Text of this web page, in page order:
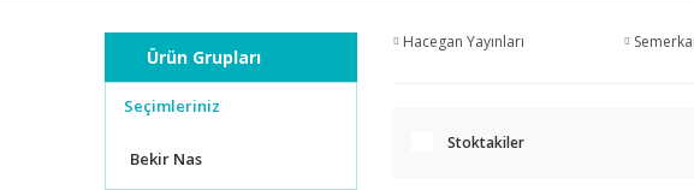
Ürün Grupları
Seçimleriniz
Bekir Nas
Hacegan Yayınları
Stoktakiler